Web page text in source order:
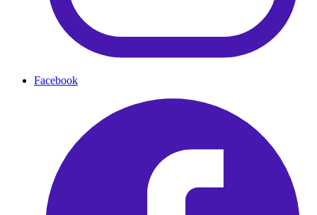
Facebook